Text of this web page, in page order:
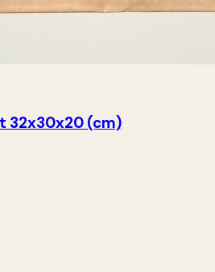
32x30x20 (cm)